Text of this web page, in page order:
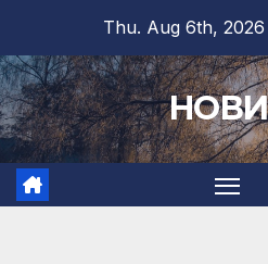
content
Thu. Aug 6th, 2026